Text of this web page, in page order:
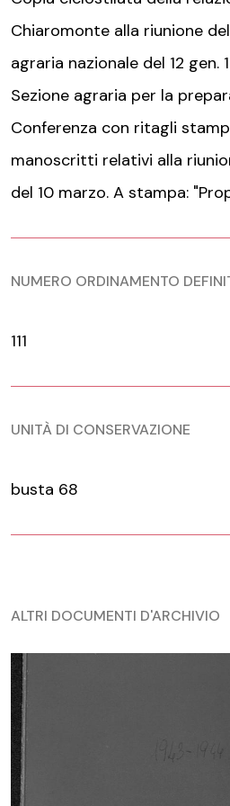
Chiaromonte alla riunione
agraria nazionale del 12 gen.
Sezione agraria per la
Conferenza con ritagli
manoscritti relativi alla
del 10 marzo. A stampa:
NUMERO ORDINAMENTO
111
UNITÀ DI CONSERVAZIONE
busta 68
ALTRI DOCUMENTI D'ARCHIVIO